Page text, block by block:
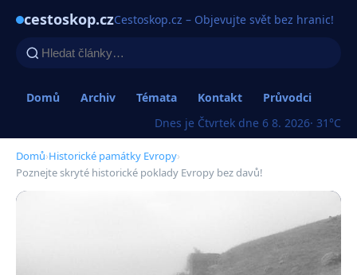
cestoskop.czCestoskop.cz – Objevujte svět bez hranic!
Domů Archiv Témata Kontakt
Průvodci
Dnes je Čtvrtek dne 6 8. 2026· 31°C
Domů›Historické památky Evropy›
Poznejte skryté historické poklady Evropy bez davů!